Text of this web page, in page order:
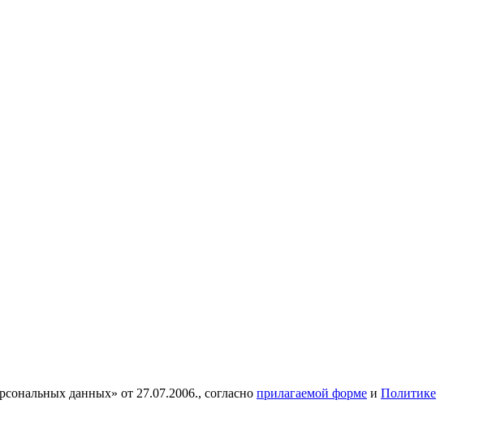
данных» от 27.07.2006., согласно прилагаемой форме и Политике